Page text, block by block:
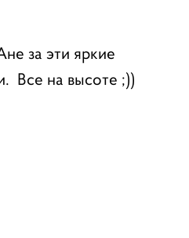
за эти яркие
Все на высоте ;))